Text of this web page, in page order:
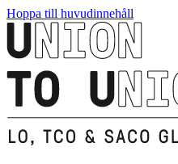
Hoppa till huvudinnehåll